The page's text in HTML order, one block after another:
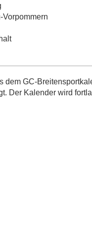
Vorpommern
dem GC-
Der Kalender wird